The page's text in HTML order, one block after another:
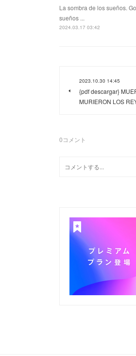
La sombra de los sueños.
sueños ...
2024.03.17 03:42
2023.10.30 14:45
{pdf descargar}
MURIERON LOS
0コメント